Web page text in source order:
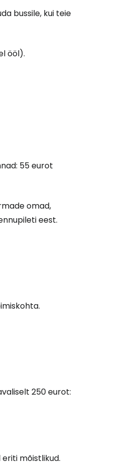
bussile, kui teie
ööl).
55 eurot
omad,
eest.
250 eurot:
mõistlikud.